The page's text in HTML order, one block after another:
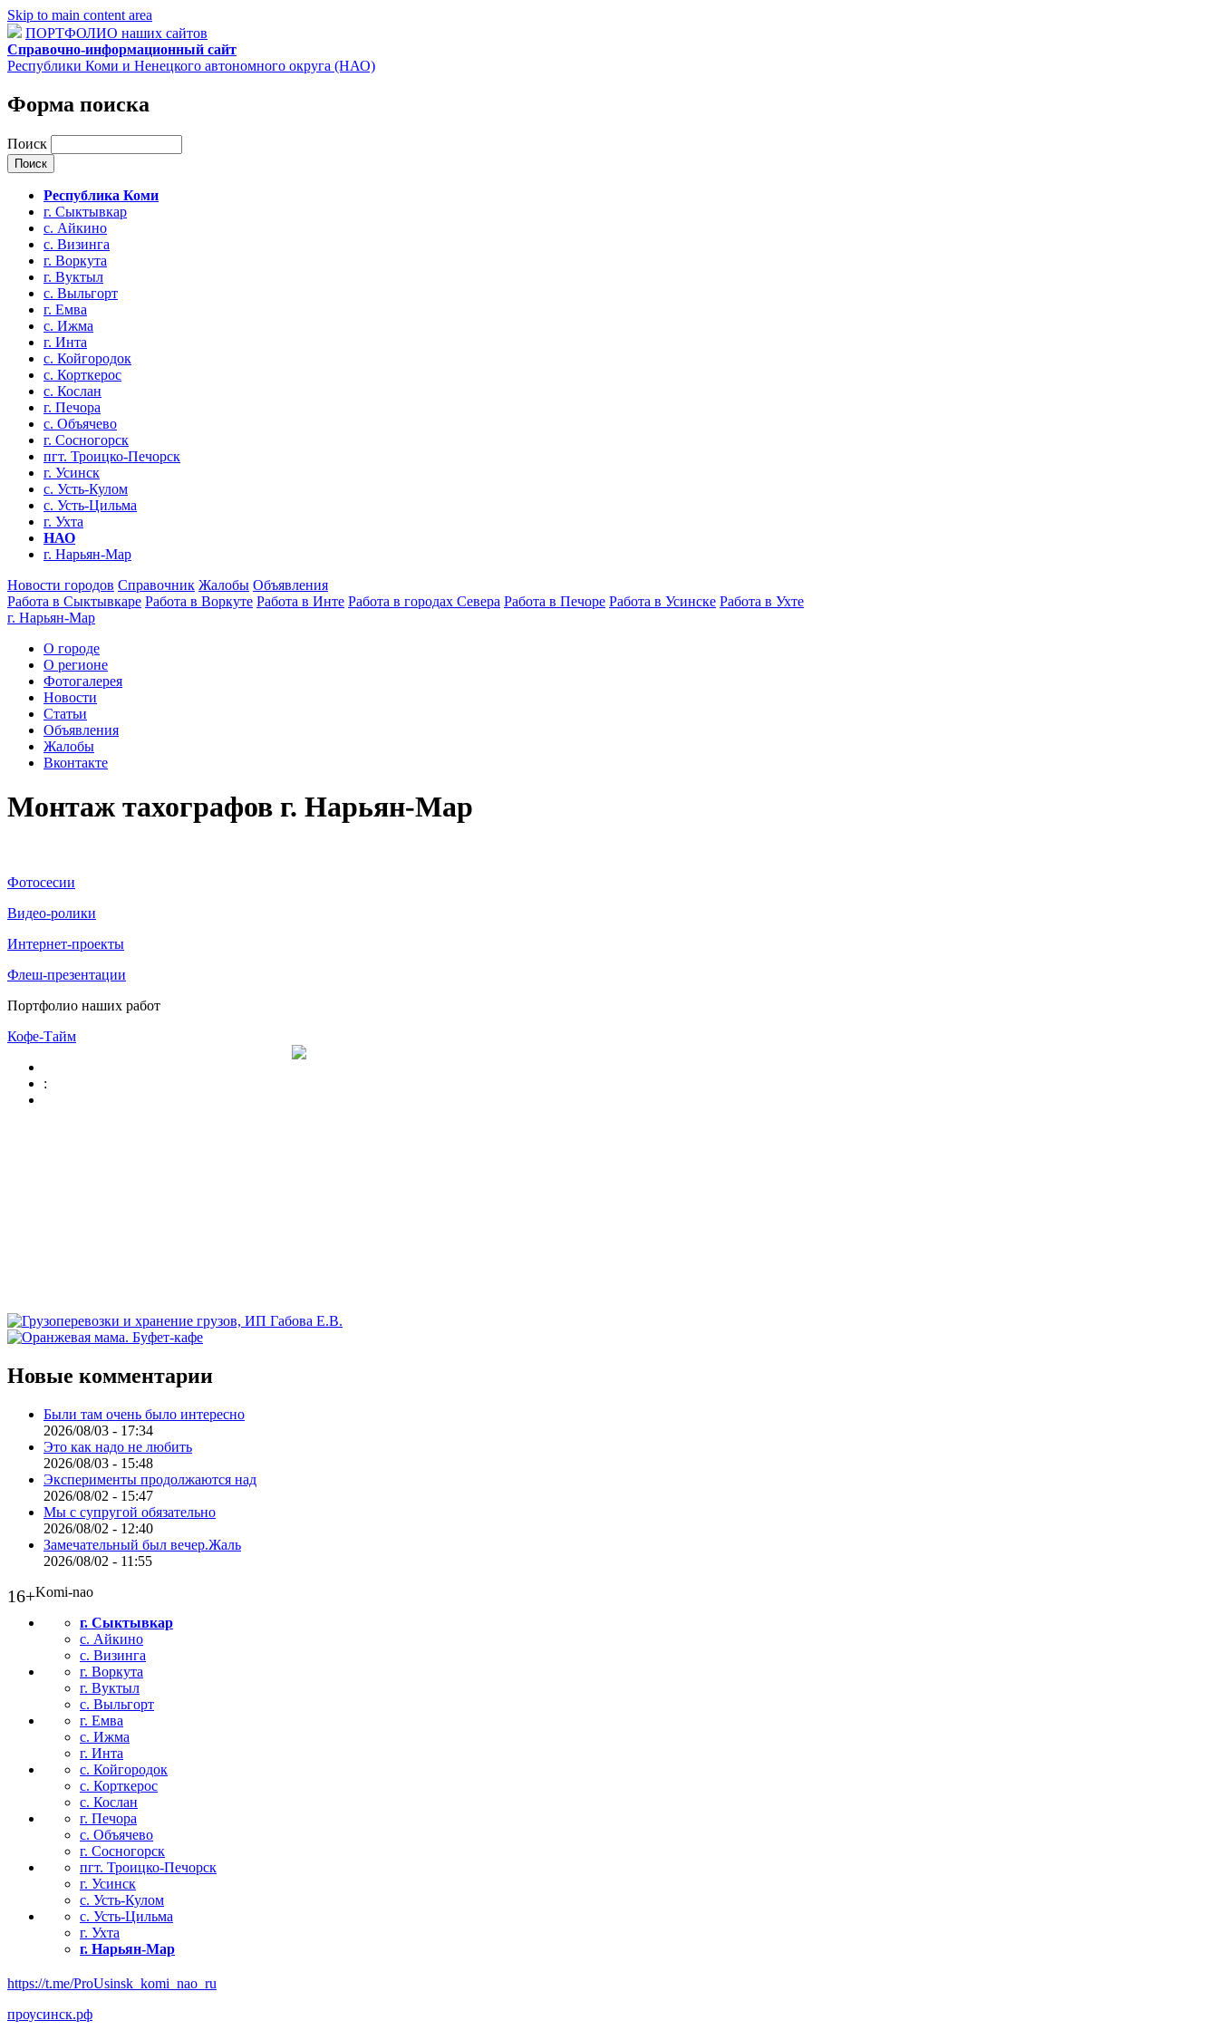
Skip to main content area
ПОРТФОЛИО наших сайтов
Справочно-информационный сайт
Республики Коми и Ненецкого автономного округа (НАО)
Форма поиска
Поиск
Республика Коми
г. Сыктывкар
с. Айкино
с. Визинга
г. Воркута
г. Вуктыл
с. Выльгорт
г. Емва
с. Ижма
г. Инта
с. Койгородок
с. Корткерос
с. Кослан
г. Печора
с. Объячево
г. Сосногорск
пгт. Троицко-Печорск
г. Усинск
с. Усть-Кулом
с. Усть-Цильма
г. Ухта
НАО
г. Нарьян-Мар
Новости городов Справочник Жалобы Объявления
Работа в Сыктывкаре Работа в Воркуте Работа в Инте Работа в городах Севера Работа в Печоре Работа в Усинске Работа в Ухте
г. Нарьян-Мар
О городе
О регионе
Фотогалерея
Новости
Статьи
Объявления
Жалобы
Вконтакте
Монтаж тахографов г. Нарьян-Мар
Фотосесии
Видео-ролики
Интернет-проекты
Флеш-презентации
Портфолио наших работ
Кофе-Тайм
:
Новые комментарии
Были там очень было интересно
2026/08/03 - 17:34
Это как надо не любить
2026/08/03 - 15:48
Эксперименты продолжаются над
2026/08/02 - 15:47
Мы с супругой обязательно
2026/08/02 - 12:40
Замечательный был вечер.Жаль
2026/08/02 - 11:55
16+Komi-nao
г. Сыктывкар
с. Айкино
с. Визинга
г. Воркута
г. Вуктыл
с. Выльгорт
г. Емва
с. Ижма
г. Инта
с. Койгородок
с. Корткерос
с. Кослан
г. Печора
с. Объячево
г. Сосногорск
пгт. Троицко-Печорск
г. Усинск
с. Усть-Кулом
с. Усть-Цильма
г. Ухта
г. Нарьян-Мар
https://t.me/ProUsinsk_komi_nao_ru
проусинск.рф